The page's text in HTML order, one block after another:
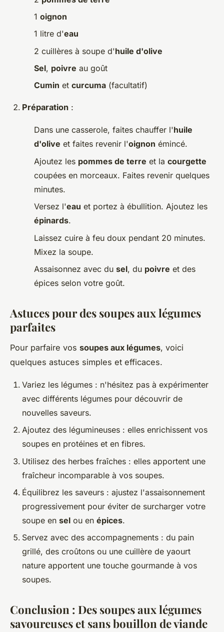
1 oignon
1 litre d'eau
2 cuillères à soupe d'huile d'olive
Sel, poivre au goût
Cumin et curcuma (facultatif)
Préparation :
Dans une casserole, faites chauffer l'huile
d'olive et faites revenir l'oignon émincé.
Ajoutez les pommes de terre et la courgette
coupées en morceaux. Faites revenir quelques
minutes.
Versez l'eau et portez à ébullition. Ajoutez les
épinards.
Laissez cuire à feu doux pendant 20 minutes.
Mixez la soupe.
Assaisonnez avec du sel, du poivre et des
épices selon votre goût.
Astuces pour des soupes aux légumes
parfaites
Pour parfaire vos soupes aux légumes, voici
quelques astuces simples et efficaces.
Variez les légumes : n'hésitez pas à expérimenter
avec différents légumes pour découvrir de
nouvelles saveurs.
Ajoutez des légumineuses : elles enrichissent vos
soupes en protéines et en fibres.
Utilisez des herbes fraîches : elles apportent une
fraîcheur incomparable à vos soupes.
Équilibrez les saveurs : ajustez l'assaisonnement
progressivement pour éviter de surcharger votre
soupe en sel ou en épices.
Servez avec des accompagnements : du pain
grillé, des croûtons ou une cuillère de yaourt
nature apportent une touche gourmande à vos
soupes.
Conclusion : Des soupes aux légumes
savoureuses et sans bouillon de viande